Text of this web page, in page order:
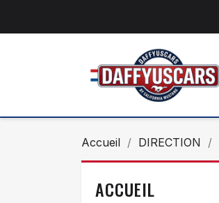
Accueil DIRECTION
ACCUEIL